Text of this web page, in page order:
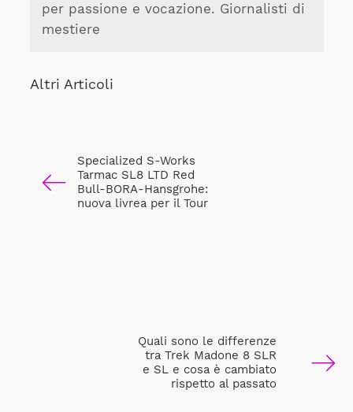
per passione e vocazione. Giornalisti di
mestiere
Altri Articoli
Specialized S-Works
Tarmac SL8 LTD Red
Bull-BORA-Hansgrohe:
nuova livrea per il Tour
Quali sono le differenze
tra Trek Madone 8 SLR
e SL e cosa è cambiato
rispetto al passato